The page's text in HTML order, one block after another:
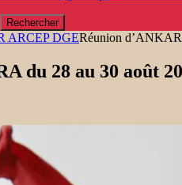
ARCEP DGERéunion
du 28 au 30 août